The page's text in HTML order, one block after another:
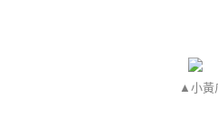
▲小黃